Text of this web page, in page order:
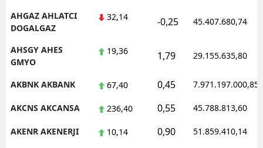
AHGAZ AHLATCI
DOGALGAZ
32,14 -0,25 45.407.680,74
AHSGY AHES
GMYO
19,36 1,79 29.155.635,80
AKBNK AKBANK 67,40 0,45 7.971.197.000,85
AKCNS AKCANSA 236,40 0,55 45.788.813,60
AKENR AKENERJI 10,14 0,90 51.859.410,14